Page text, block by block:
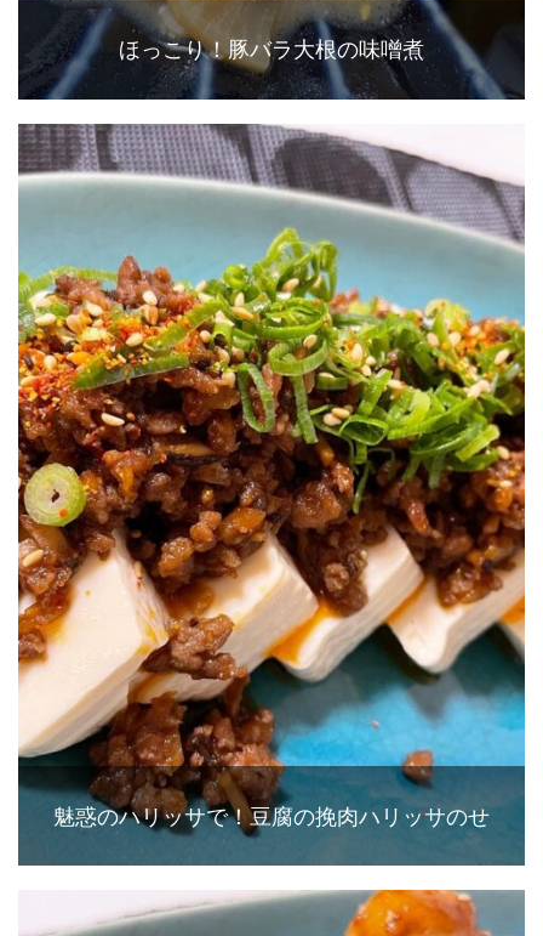
ほっこり！豚バラ大根の味噌煮
魅惑のハリッサで！豆腐の挽肉ハリッサのせ